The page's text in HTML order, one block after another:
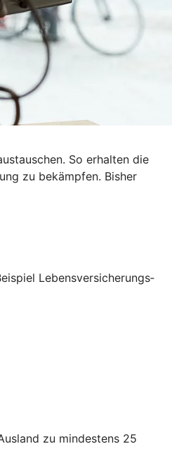
So erhalten die
zu bekämpfen. Bisher
Lebensversicherungs­
zu mindestens 25